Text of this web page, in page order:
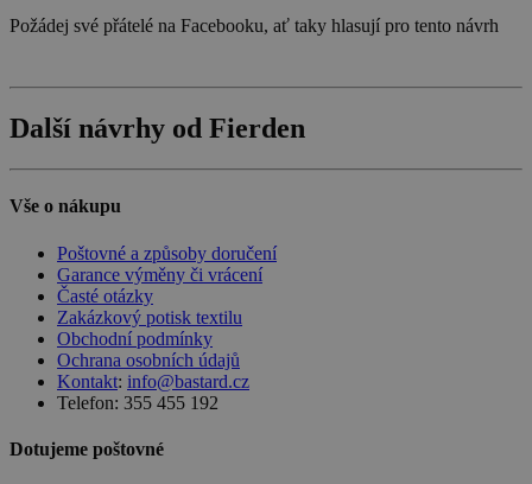
Požádej své přátelé na Facebooku, ať taky hlasují pro tento návrh
Další návrhy od Fierden
Vše o nákupu
Poštovné a způsoby doručení
Garance výměny či vrácení
Časté otázky
Zakázkový potisk textilu
Obchodní podmínky
Ochrana osobních údajů
Kontakt: info@bastard.cz
Telefon: 355 455 192
Dotujeme poštovné